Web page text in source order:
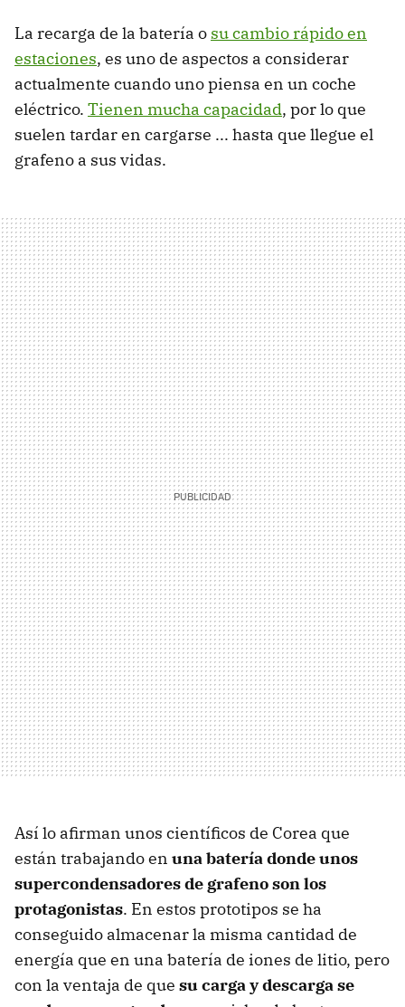
La recarga de la batería o su cambio rápido en
estaciones, es uno de aspectos a considerar
actualmente cuando uno piensa en un coche
eléctrico. Tienen mucha capacidad, por lo que
suelen tardar en cargarse ... hasta que llegue el
grafeno a sus vidas.
Así lo afirman unos científicos de Corea que
están trabajando en una batería donde unos
supercondensadores de grafeno son los
protagonistas. En estos prototipos se ha
conseguido almacenar la misma cantidad de
energía que en una batería de iones de litio, pero
con la ventaja de que su carga y descarga se